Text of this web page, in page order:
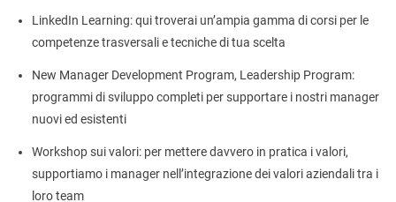
LinkedIn Learning: qui troverai un’ampia gamma di corsi per le
competenze trasversali e tecniche di tua scelta
New Manager Development Program, Leadership Program:
programmi di sviluppo completi per supportare i nostri manager
nuovi ed esistenti
Workshop sui valori: per mettere davvero in pratica i valori,
supportiamo i manager nell’integrazione dei valori aziendali tra i
loro team